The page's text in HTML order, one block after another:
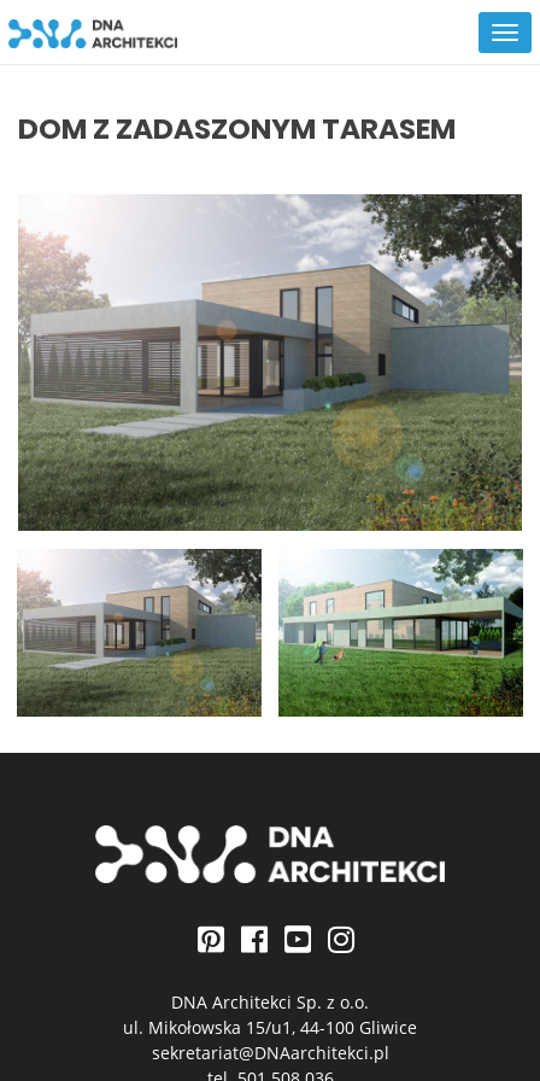
DOM Z ZADASZONYM TARASEM
DNA Architekci Sp. z o.o.
ul. Mikołowska 15/u1, 44-100 Gliwice
sekretariat@DNAarchitekci.pl